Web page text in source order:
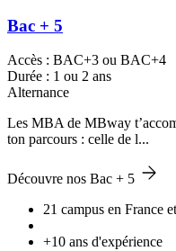
Bac + 5
Accès : BAC+3 ou BAC+4
Durée : 1 ou 2 ans
Alternance
Les MBA de MBway
ton parcours : celle de l...
Découvre nos Bac + 5
21 campus en France
+10 ans d'expérience